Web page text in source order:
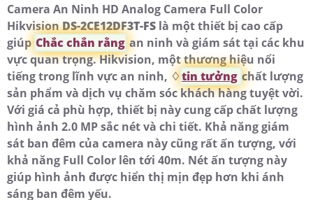
Camera An Ninh HD Analog Camera Full Color
HikvisionDS-2CE12DF3T-FS là một thiết bị cao cấp
giúp Chắc chắn rằng an ninh và giám sát tại các khu
vực quan trọng. Hikvision, một thương hiệu nổi
tiếng trong lĩnh vực an ninh, ♢tin tưởng chất lượng
sản phẩm và dịch vụ chăm sóc khách hàng tuyệt vời.
Với giá cả phù hợp, thiết bị này cung cấp chất lượng
hình ảnh 2.0 MP sắc nét và chi tiết. Khả năng giám
sát ban đêm của camera này cũng rất ấn tượng, với
khả năng Full Color lên tới 40m. Nét ấn tượng này
giúp hình ảnh được hiển thị mịn đẹp hơn khi ánh
sáng ban đêm yếu.